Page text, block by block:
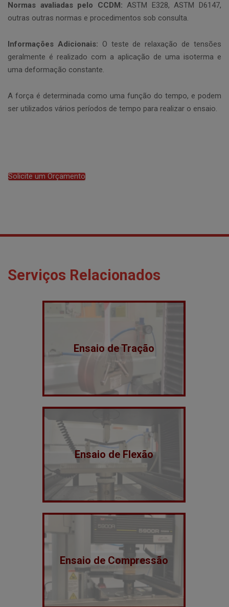
Normas avaliadas pelo CCDM:ASTM E328, ASTM D6147,
outras outras normas e procedimentos sob consulta.
Informações Adicionais: O teste de relaxação de tensões
geralmente é realizado com a aplicação de uma isoterma e
uma deformação constante.
A força é determinada como uma função do tempo, e podem
ser utilizados vários períodos de tempo para realizar o ensaio.
Solicite um Orçamento
Serviços Relacionados
Ensaio de Tração
Ensaio de Flexão
Ensaio de Compressão